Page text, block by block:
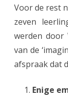
Voor de rest
zeven
werden door
van de
afspraak dat
Enige